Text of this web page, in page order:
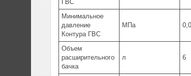
ГВС
Минимальное
давление
Контура ГВС
MПa
Объем
расширительного
бачка
л 6